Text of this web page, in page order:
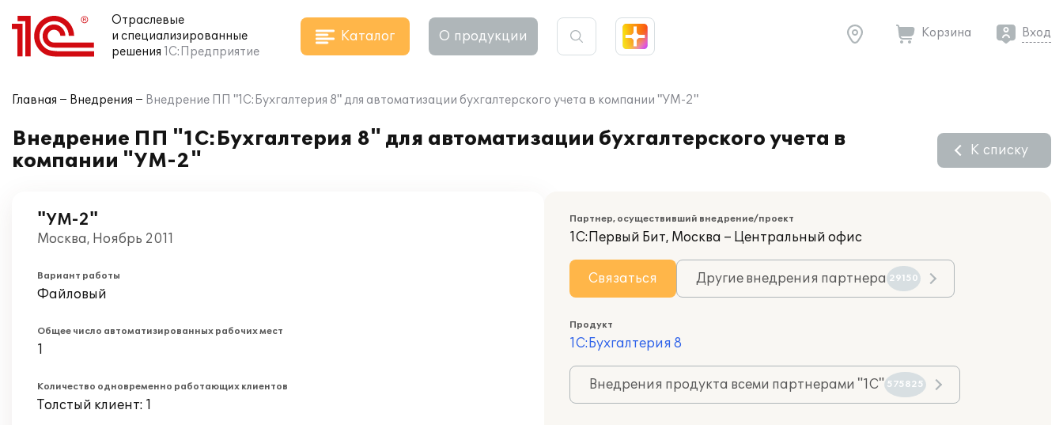
Отраслевые
и специализированные
решения 1С:Предприятие
Каталог О продукции Корзина Вход
Главная Внедрения Внедрение ПП "1С:Бухгалтерия 8" для автоматизации бухгалтерского учета в компании "УМ-2"
Внедрение ПП "1С:Бухгалтерия 8" для автоматизации бухгалтерского учета в
компании "УМ-2"
К списку
"УМ-2"
Москва, Ноябрь 2011
Вариант работы
Файловый
Общее число автоматизированных рабочих мест
1
Количество одновременно работающих клиентов
Толстый клиент: 1
Партнер, осуществивший внедрение/проект
1С:Первый Бит, Москва – Центральный офис
Связаться Другие внедрения партнера 29150
Продукт
1С:Бухгалтерия 8
Внедрения продукта всеми партнерами "1С" 575825